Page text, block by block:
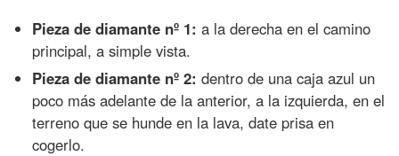
Pieza de diamante nº 1: a la derecha en el camino
principal, a simple vista.
Pieza de diamante nº 2: dentro de una caja azul un
poco más adelante de la anterior, a la izquierda, en el
terreno que se hunde en la lava, date prisa en
cogerlo.